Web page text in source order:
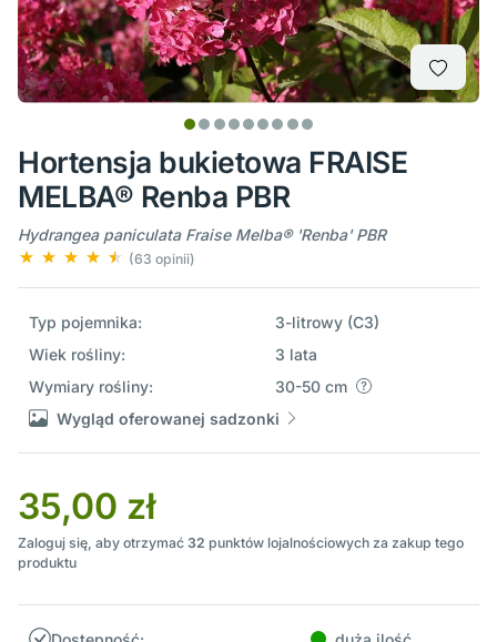
Hortensja bukietowa FRAISE
MELBA® Renba PBR
Hydrangea paniculata Fraise Melba® 'Renba' PBR
(63 opinii)
Typ pojemnika:
3-litrowy (C3)
Wiek rośliny:
3 lata
Wymiary rośliny:
30-50 cm
Wygląd oferowanej sadzonki
35,00 zł
Zaloguj się, aby otrzymać 32 punktów lojalnościowych za zakup tego
produktu